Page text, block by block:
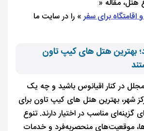
هتل، مقاله «
برای سفر» را در سایت ما
بهترین هتل های کیپ تاون
در کنار اقیانوس باشید و چه یک
شهر، بهترین هتل های کیپ تاون برای
گزینه‌ای مناسب در اختیار دارند. تنوع
موقعیت‌های منحصربه‌فرد و خدمات